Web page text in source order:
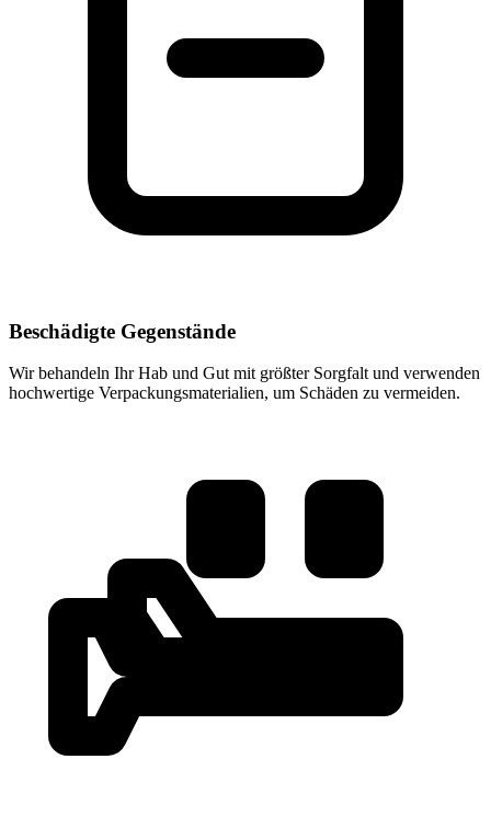
Beschädigte Gegenstände
Wir behandeln Ihr Hab und Gut mit größter Sorgfalt und verwenden
hochwertige Verpackungsmaterialien, um Schäden zu vermeiden.